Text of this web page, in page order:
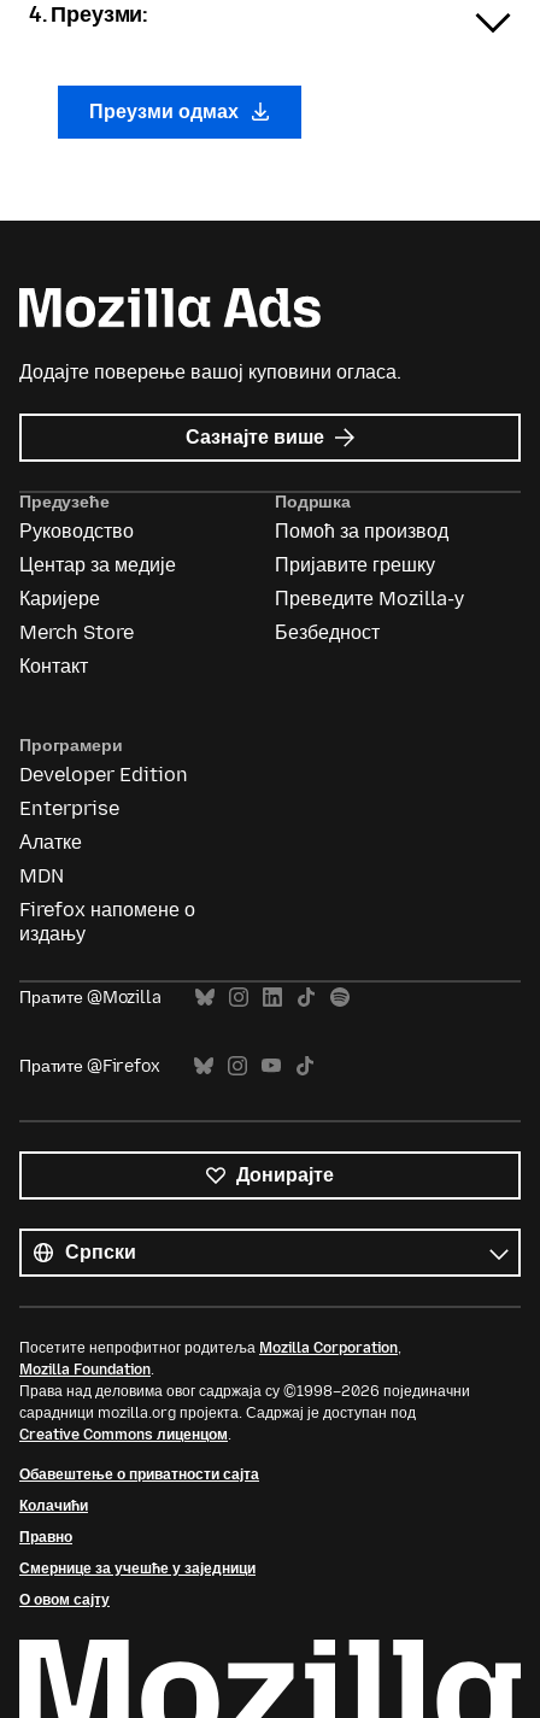
4. Преузми:
Преузми одмах
Додајте поверење вашој куповини огласа.
Сазнајте више о
Mozilla
Предузеће
Руководство
Центар за медије
Каријере
Merch Store
Контакт
Подршка
Помоћ за производ
Пријавите грешку
Преведите Mozilla-у
Безбедност
Програмери
Developer Edition
Enterprise
Алатке
MDN
Firefox напомене о
издању
Пратите @Mozilla
Пратите @Firefox
Донирајте
језици
Језик
Посетите непрофитног родитеља Mozilla Corporation,
Mozilla Foundation.
Права над деловима овог садржаја су ©1998–2026 појединачни
сарадници mozilla.org пројекта. Садржај је доступан под
Creative Commons лиценцом.
Обавештење о приватности сајта
Колачићи
Правно
Смернице за учешће у заједници
О овом сајту